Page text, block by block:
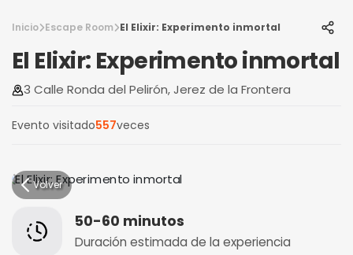
Inicio Escape Room El Elixir: Experimento inmortal
El Elixir: Experimento inmortal
3 Calle Ronda del Pelirón, Jerez de la Frontera
Evento visitado557veces
Volver
50-60 minutos
Duración estimada de la experiencia